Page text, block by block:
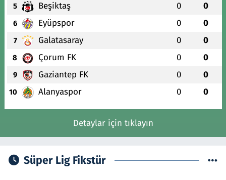
5 Beşiktaş 0 0
6 Eyüpspor 0 0
7 Galatasaray 0 0
8 Çorum FK 0 0
9 Gaziantep FK 0 0
10 Alanyaspor 0 0
Detaylar için tıklayın
Süper Lig Fikstür